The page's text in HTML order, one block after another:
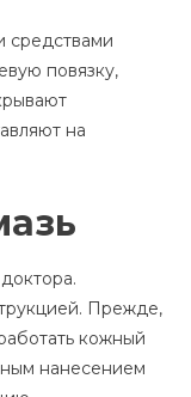
средствами
повязку,
на
Прежде,
кожный
нанесением